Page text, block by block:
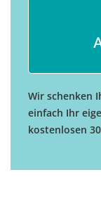
Wir schenken
einfach Ihr
kostenlosen